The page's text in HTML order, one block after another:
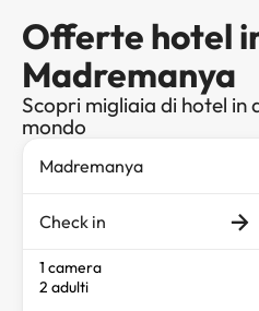
Offerte hotel
Madremanya
Scopri migliaia di hotel in
mondo
Check in
1 camera
2 adulti